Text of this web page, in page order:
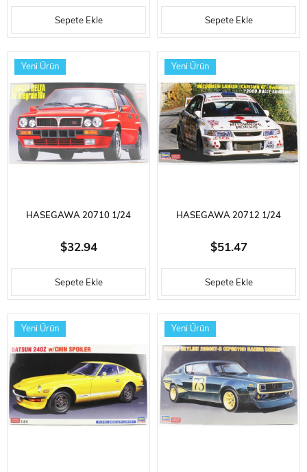
GSR EVOLUTION IV, OTOMOBIL
PLASTIK MODEL KITI
Sepete Ekle
TYPE 1 -1966 (CAL LOOK) VE
SARIŞIN KIZ FIGÜRÜ,
OTOMOBIL PLASTIK MODEL
KITI
Sepete Ekle
HASEGAWA 20710 1/24
ÖLÇEK, LANCIA DELTA HF
INTEGRALE 16V, OTOMOBIL
PLASTIK MODEL KITI
$32.94
Sepete Ekle
Yeni Ürün
HASEGAWA 20712 1/24
ÖLÇEK, MITSUBISHI LANCER
(CARISMA GT) EVOLUTION IV
(2000 RALLY SANREMO),
OTOMOBIL PLASTIK MODEL
KITI
$51.47
Sepete Ekle
Yeni Ürün
Yeni Ürün Yeni Ürün